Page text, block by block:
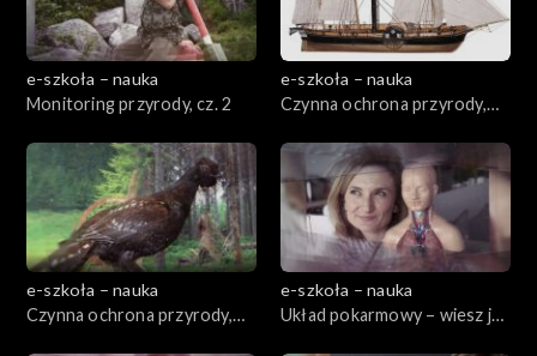
e-szkoła – nauka
Monitoring przyrody, cz. 2
e-szkoła – nauka
Czynna ochrona przyrody,
e-szkoła – nauka
Czynna ochrona przyrody,
e-szkoła – nauka
Układ pokarmowy – wiesz jak